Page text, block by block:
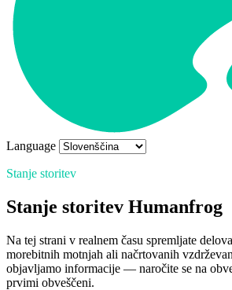
Language
Stanje storitev
Stanje storitev Humanfrog
Na tej strani v realnem času spremljate
morebitnih motnjah ali načrtovanih
objavljamo informacije — naročite se na
prvimi obveščeni.